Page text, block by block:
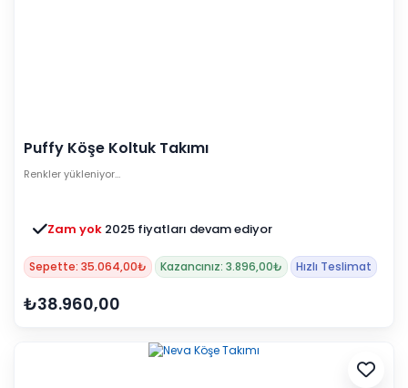
Puffy Köşe Koltuk Takımı
Renkler yükleniyor…
Zam yok 2025 fiyatları devam ediyor
Sepette: 35.064,00₺ Kazancınız: 3.896,00₺ Hızlı Teslimat
₺38.960,00